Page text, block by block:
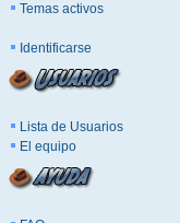
Temas activos
Identificarse
Lista de Usuarios
El equipo